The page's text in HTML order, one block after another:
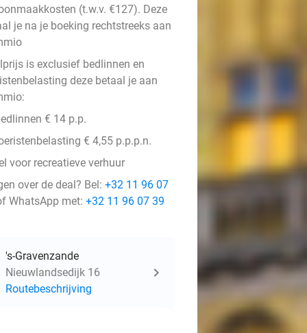
(t.w.v. €127). Deze
je na je boeking rechtstreeks aan
is exclusief bedlinnen en
deze betaal je aan
€ 14 p.p.
€ 4,55 p.p.p.n.
voor recreatieve verhuur
over de deal? Bel: +32 11 96 07
WhatsApp met: +32 11 96 07 39
's-Gravenzande
Nieuwlandsedijk 16
Routebeschrijving